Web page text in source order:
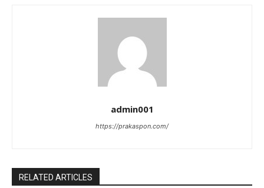
admin001
https://prakaspon.com/
RELATED ARTICLES